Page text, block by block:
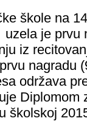
škole na
je prvu
iz
nagradu
održava
Diplomom
školskoj